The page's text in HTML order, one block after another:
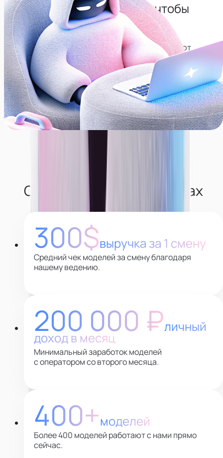
нужно будет удалиться, чтобы
сохранить анонимность
Собрали список сервисов, которые позволяют
находить соц. сети по лицу, рекомендуем
удалиться с них, даже если не планируете карьеру
модели.
Перейти в тг-канал
О наших моделях в цифрах
300$выручка за 1 смену
Средний чек моделей за смену благодаря
нашему ведению.
200 000 ₽личный
доход в месяц
Минимальный заработок моделей
с оператором со второго месяца.
400+моделей
Более 400 моделей работают с нами прямо
сейчас.